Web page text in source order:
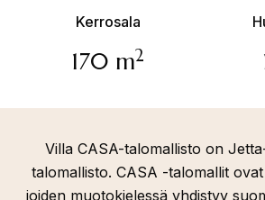
Kerrosala
170 m2
Villa CASA-talomallisto on
talomallisto. CASA -talomallit
joiden muotokielessä yhdistyy